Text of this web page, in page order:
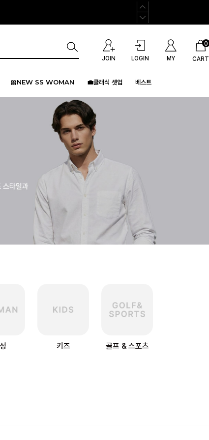
JOIN LOGIN MY CART
0
🎀NEW SS WOMAN 💼클래식 셋업 베스트
키즈 골프 & 스포츠